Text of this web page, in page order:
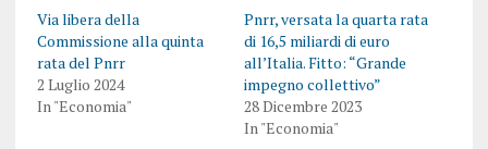
Via libera della
Commissione alla quinta
rata del Pnrr
2 Luglio 2024
In "Economia"
Pnrr, versata la quarta rata
di 16,5 miliardi di euro
all’Italia. Fitto: “Grande
impegno collettivo”
28 Dicembre 2023
In "Economia"